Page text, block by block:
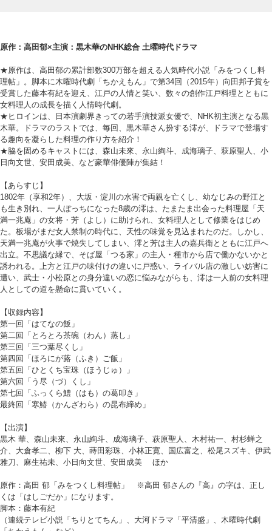
原作：高田郁×主演：黒木華のNHK総合 土曜時代ドラマ
★原作は、高田郁の累計部数300万部を超える人気時代小説「みをつくし料
理帖」。脚本に木曜時代劇「ちかえもん」で第34回（2015年）向田邦子賞を
受賞した藤本有紀を迎え、江戸の人情と笑い、数々の創作江戸料理とともに
女料理人の成長を描く人情時代劇。
★ヒロインは、日本演劇界きっての若手演技派女優で、NHK初主演となる黒
木華。ドラマのラストでは、毎回、黒木華さん扮する澪が、ドラマで登場す
る趣向を凝らした料理の作り方を紹介！
★脇を固めるキャストには、森山未來、永山絢斗、成海璃子、萩原聖人、小
日向文世、安田成美、など豪華俳優陣が集結！
【あらすじ】
1802年（享和2年）、大坂・淀川の水害で両親を亡くし、幼なじみの野江と
も生き別れ、一人ぼっちになった8歳の澪は、たまたま出会った料理屋「天
満一兆庵」の女将・芳（よし）に助けられ、女料理人として修業をはじめ
た。板場がまだ女人禁制の時代に、天性の味覚を見込まれたのだ。しかし、
天満一兆庵が火事で焼失してしまい、澪と芳は主人の嘉兵衛とともに江戸へ
出立。不思議な縁で、そば屋「つる家」の主人・種市から店で働かないかと
誘われる。上方と江戸の味付けの違いに戸惑い、ライバル店の激しい妨害に
遭い、武士・小松原との身分違いの恋に悩みながらも、澪は一人前の女料理
人としての道を懸命に貫いていく。
【収録内容】
第一回「はてなの飯」
第二回「とろとろ茶碗（わん）蒸し」
第三回「三つ葉尽くし」
第四回「ほろにが蕗（ふき）ご飯」
第五回「ひとくち宝珠（ほうじゅ）」
第六回「う尽（づ）くし」
第七回「ふっくら鱧（はも）の葛叩き」
最終回「寒鰆（かんざわら）の昆布締め」
【出演】
黒木 華、森山未來、永山絢斗、成海璃子、萩原聖人、木村祐一、村杉蝉之
介、大倉孝二、柳下 大、蒔田彩珠、小林正寛、国広富之、松尾スズキ、伊武
雅刀、麻生祐未、小日向文世、安田成美 ほか
原作：高田 郁「みをつくし料理帖」 ※高田 郁さんの『高』の字は、正し
くは「はしごだか」になります。
脚本：藤本有紀
（連続テレビ小説「ちりとてちん」、大河ドラマ「平清盛」、木曜時代劇